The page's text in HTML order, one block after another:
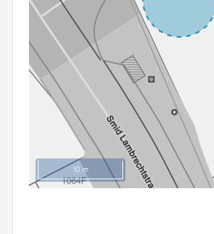
10 m